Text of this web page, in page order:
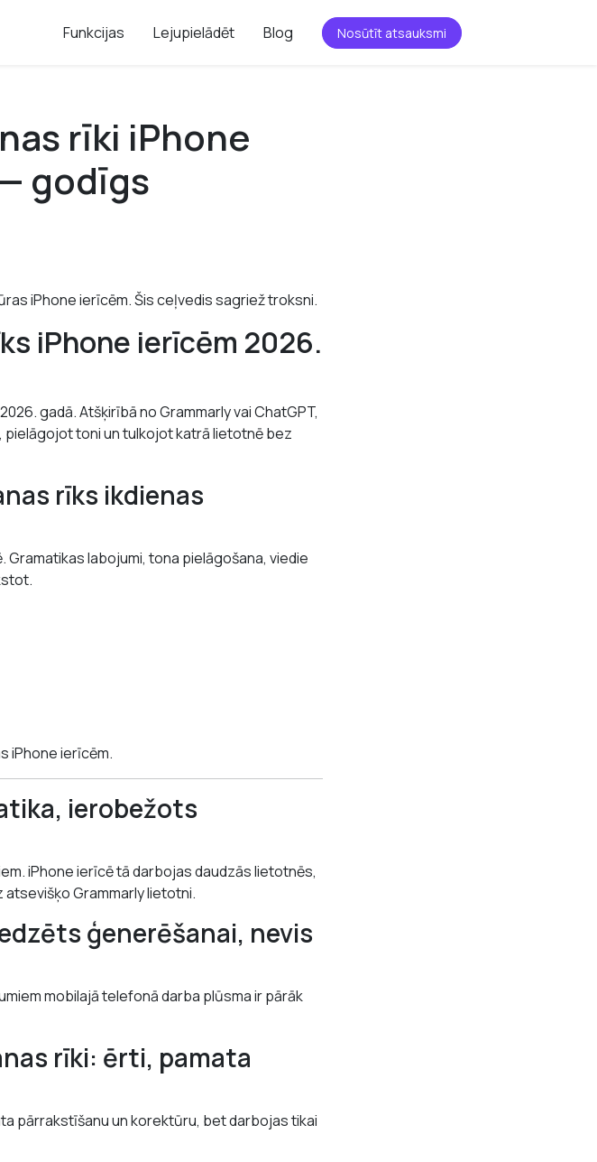
Funkcijas Lejupielādēt Blog Nosūtīt atsauksmi
rīki iPhone
godīgs
iPhone ierīcēm. Šis ceļvedis sagriež troksni.
iPhone ierīcēm 2026.
gadā. Atšķirībā no Grammarly vai ChatGPT,
toni un tulkojot katrā lietotnē bez
rīks ikdienas
labojumi, tona pielāgošana, viedie
iPhone ierīcēm.
ierobežots
iPhone ierīcē tā darbojas daudzās lietotnēs,
Grammarly lietotni.
ģenerēšanai, nevis
mobilajā telefonā darba plūsma ir pārāk
rīki: ērti, pamata
pārrakstīšanu un korektūru, bet darbojas tikai